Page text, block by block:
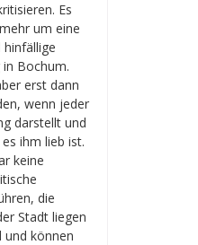
Es
um eine
Bochum.
erst dann
wenn jeder
darstellt und
ihm lieb ist.
keine
die
Stadt liegen
und können